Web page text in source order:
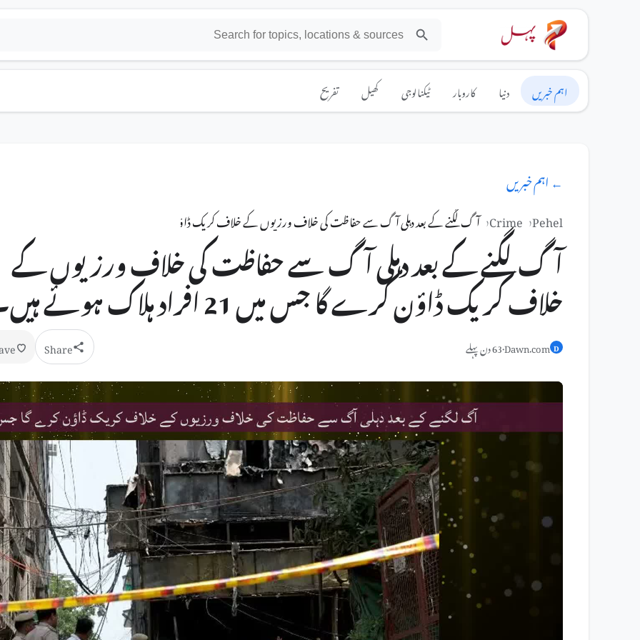
اہم خبریں دنیا کاروبار ٹیکنالوجی کھیل تفریح
← اہم خبریں
Pehel
Crime آگ لگنے کے بعد دہلی آگ سے حفاظت کی خلاف ورزیوں کے خلاف کریک ڈاؤن کرے گا جس میں 21 افراد ہلاک ہوئے ہیں۔
آگ لگنے کے بعد دہلی آگ سے حفاظت کی خلاف ورزیوں کے
خلاف کریک ڈاؤن کرے گا جس میں 21 افراد ہلاک ہوئے ہیں۔
D
Dawn.com
·63 دن پہلے Share